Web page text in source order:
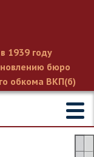
1939 году
бюро
обкома ВКП(б)